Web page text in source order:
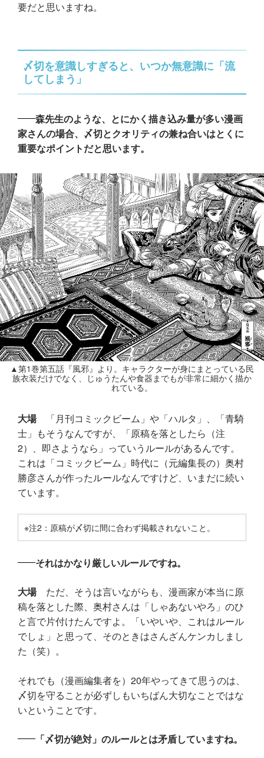
要だと思いますね。
〆切を意識しすぎると、いつか無意識に「流
してしまう」
森先生のような、とにかく描き込み量が多い漫画
家さんの場合、〆切とクオリティの兼ね合いはとくに
重要なポイントだと思います。
▲第1巻第五話『風邪』より。キャラクターが身にまとっている民
族衣装だけでなく、じゅうたんや食器までもが非常に細かく描か
れている。
大場
「月刊コミックビーム」や「ハルタ」、「青騎
士」もそうなんですが、「原稿を落としたら（注
2）、即さようなら」っていうルールがあるんです。
これは「コミックビーム」時代に（元編集長の）奥村
勝彦さんが作ったルールなんですけど、いまだに続い
ています。
※注2：原稿が〆切に間に合わず掲載されないこと。
それはかなり厳しいルールですね。
大場 ただ、そうは言いながらも、漫画家が本当に原
稿を落とした際、奥村さんは「しゃあないやろ」のひ
と言で片付けたんですよ。「いやいや、これはルール
でしょ」と思って、そのときはさんざんケンカしまし
た（笑）。
それでも（漫画編集者を）20年やってきて思うのは、
〆切を守ることが必ずしもいちばん大切なことではな
いということです。
「〆切が絶対」のルールとは矛盾していますね。